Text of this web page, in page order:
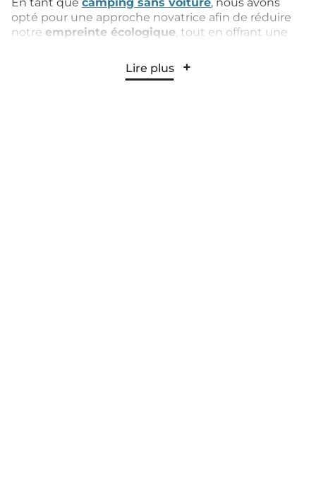
Lire plus
opté pour une approche novatrice afin de réduire
notre empreinte écologique, tout en offrant une
est de proposer à votre
famille un séjour axé sur
le tourisme durable.